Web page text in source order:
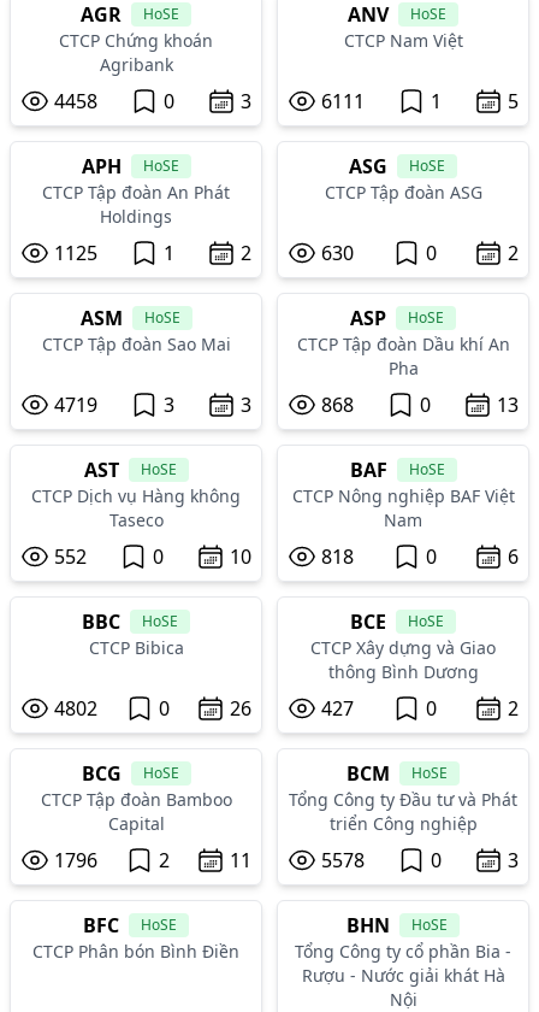
AGR HoSE
CTCP Chứng khoán
Agribank
4458 0 3
ANV HoSE
CTCP Nam Việt
6111 1 5
APH HoSE
CTCP Tập đoàn An Phát
Holdings
1125 1 2
ASG HoSE
CTCP Tập đoàn ASG
630 0 2
ASM HoSE
CTCP Tập đoàn Sao Mai
4719 3 3
ASP HoSE
CTCP Tập đoàn Dầu khí An
Pha
868 0 13
AST HoSE
CTCP Dịch vụ Hàng không
Taseco
552 0 10
BAF HoSE
CTCP Nông nghiệp BAF Việt
Nam
818 0 6
BBC HoSE
CTCP Bibica
4802 0 26
BCE HoSE
CTCP Xây dựng và Giao
thông Bình Dương
427 0 2
BCG HoSE
CTCP Tập đoàn Bamboo
Capital
1796 2 11
BCM HoSE
Tổng Công ty Đầu tư và Phát
triển Công nghiệp
5578 0 3
BFC HoSE
CTCP Phân bón Bình Điền
BHN HoSE
Tổng Công ty cổ phần Bia -
Rượu - Nước giải khát Hà
Nội